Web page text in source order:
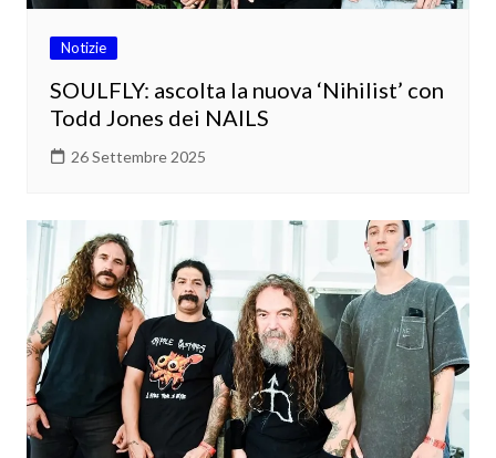
Notizie
SOULFLY: ascolta la nuova ‘Nihilist’ con
Todd Jones dei NAILS
26 Settembre 2025